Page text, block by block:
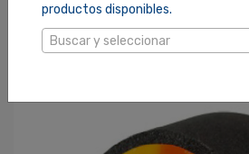
productos disponibles.
Buscar y seleccionar
$14.50